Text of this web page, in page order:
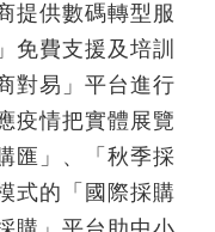
提供數碼轉型服
免費支援及培訓
對易」平台進行
疫情把實體展覽
匯」、「秋季採
式的「國際採購